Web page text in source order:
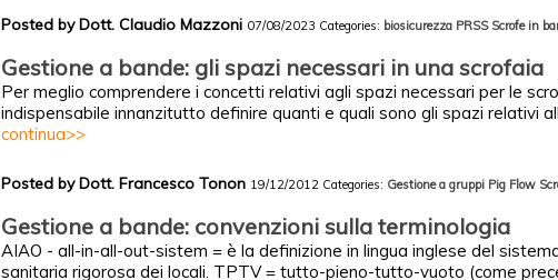
Posted by Dott. Claudio Mazzoni 07/08/2023 Categories: biosicurezza PRSS Scrofe in
Gestione a bande: gli spazi necessari in una scrofaia
Per meglio comprendere i concetti relativi agli spazi necessari per le
indispensabile innanzitutto definire quanti e quali sono gli spazi relativi
continua>>
Posted by Dott. Francesco Tonon 19/12/2012 Categories: Gestione a gruppi Pig Flow
Gestione a bande: convenzioni sulla terminologia
AIAO - all-in-all-out-sistem = è la definizione in lingua inglese del
sanitaria rigorosa dei locali. TPTV = tutto-pieno-tutto-vuoto (come